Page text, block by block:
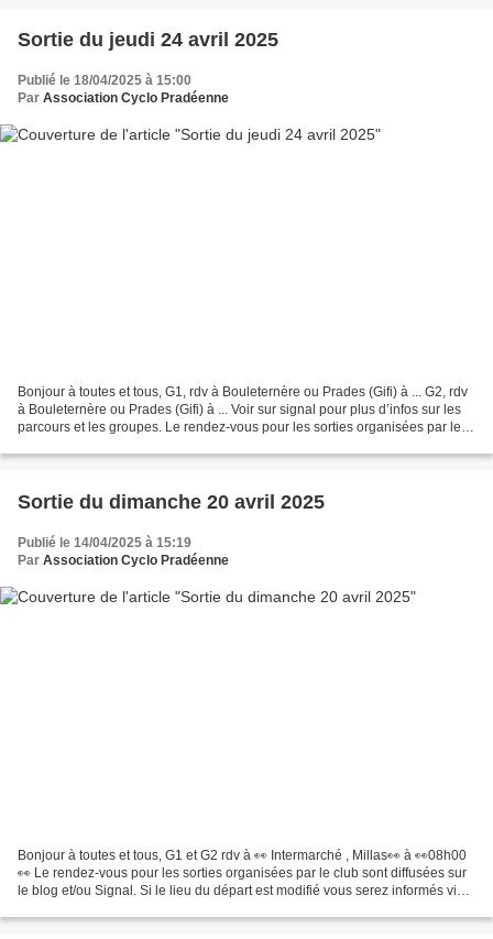
Sortie du jeudi 24 avril 2025
Publié le 18/04/2025 à 15:00
Par Association Cyclo Pradéenne
Bonjour à toutes et tous, G1, rdv à Bouleternère ou Prades (Gifi) à ... G2, rdv
à Bouleternère ou Prades (Gifi) à ... Voir sur signal pour plus d’infos sur les
parcours et les groupes. Le rendez-vous pour les sorties organisées par le
Sortie du dimanche 20 avril 2025
Publié le 14/04/2025 à 15:19
Par Association Cyclo Pradéenne
Bonjour à toutes et tous, G1 et G2 rdv à 👀 Intermarché , Millas👀 à 👀08h00
👀 Le rendez-vous pour les sorties organisées par le club sont diffusées sur
le blog et/ou Signal. Si le lieu du départ est modifié vous serez informés via